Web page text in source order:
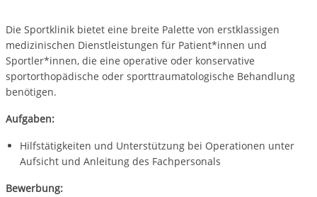
Die Sportklinik bietet eine breite Palette von erstklassigen
medizinischen Dienstleistungen für Patient*innen und
Sportler*innen, die eine operative oder konservative
sportorthopädische oder sporttraumatologische Behandlung
benötigen.
Aufgaben:
Hilfstätigkeiten und Unterstützung bei Operationen unter
Aufsicht und Anleitung des Fachpersonals
Bewerbung: